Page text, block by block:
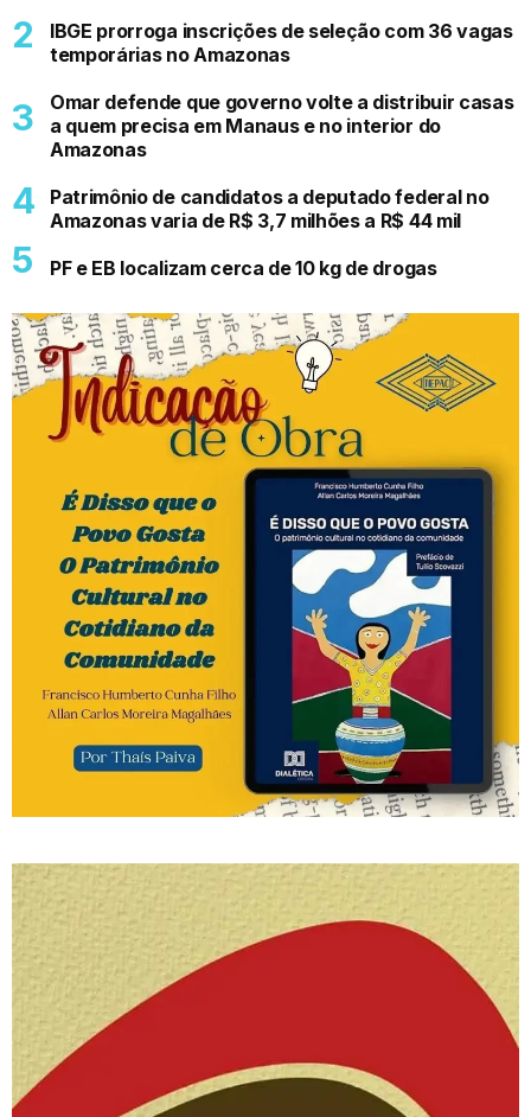
IBGE prorroga inscrições de seleção com 36 vagas
temporárias no Amazonas
Omar defende que governo volte a distribuir casas
a quem precisa em Manaus e no interior do
Amazonas
Patrimônio de candidatos a deputado federal no
Amazonas varia de R$ 3,7 milhões a R$ 44 mil
PF e EB localizam cerca de 10 kg de drogas